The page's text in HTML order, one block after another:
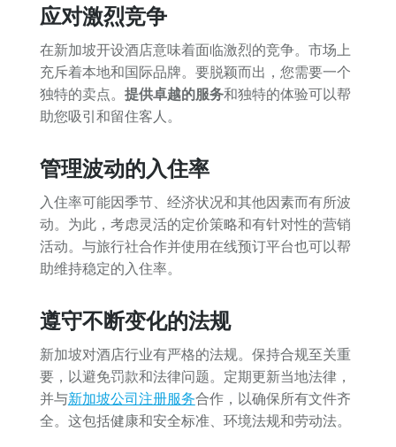
应对激烈竞争
在新加坡开设酒店意味着面临激烈的竞争。市场上
充斥着本地和国际品牌。要脱颖而出，您需要一个
独特的卖点。 提供卓越的服务和独特的体验可以帮
助您吸引和留住客人。
管理波动的入住率
入住率可能因季节、经济状况和其他因素而有所波
动。为此，考虑灵活的定价策略和有针对性的营销
活动。与旅行社合作并使用在线预订平台也可以帮
助维持稳定的入住率。
遵守不断变化的法规
新加坡对酒店行业有严格的法规。保持合规至关重
要，以避免罚款和法律问题。定期更新当地法律，
并与新加坡公司注册服务合作，以确保所有文件齐
全。这包括健康和安全标准、环境法规和劳动法。